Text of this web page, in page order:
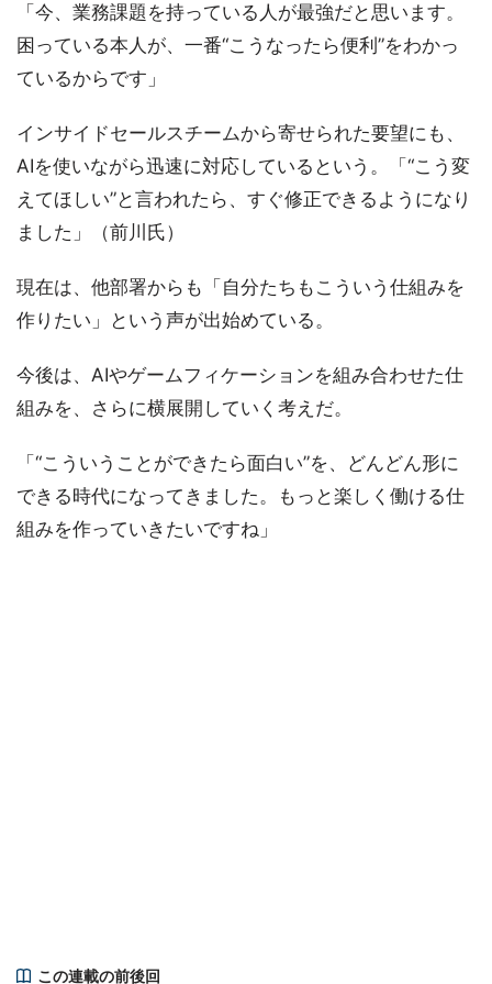
「今、業務課題を持っている人が最強だと思います。
困っている本人が、一番“こうなったら便利”をわかっ
ているからです」
インサイドセールスチームから寄せられた要望にも、
AIを使いながら迅速に対応しているという。「“こう変
えてほしい”と言われたら、すぐ修正できるようになり
ました」（前川氏）
現在は、他部署からも「自分たちもこういう仕組みを
作りたい」という声が出始めている。
今後は、AIやゲームフィケーションを組み合わせた仕
組みを、さらに横展開していく考えだ。
「“こういうことができたら面白い”を、どんどん形に
できる時代になってきました。もっと楽しく働ける仕
組みを作っていきたいですね」
この連載の前後回